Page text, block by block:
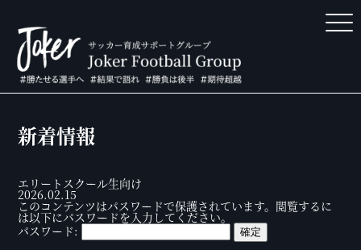
新着情報
エリートスクール生向け
2026.02.15
このコンテンツはパスワードで保護されています。閲覧するに
は以下にパスワードを入力してください。
パスワード: